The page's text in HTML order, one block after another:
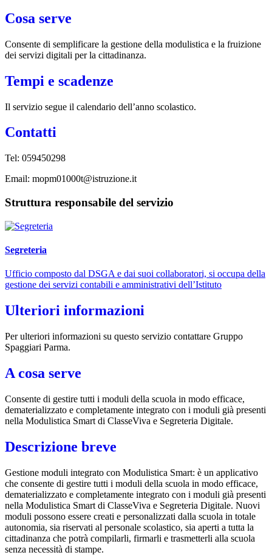
Cosa serve
Consente di semplificare la gestione della modulistica e la fruizione
dei servizi digitali per la cittadinanza.
Tempi e scadenze
Il servizio segue il calendario dell’anno scolastico.
Contatti
Tel: 059450298
Email: mopm01000t@istruzione.it
Struttura responsabile del servizio
Segreteria
Ufficio composto dal DSGA e dai suoi collaboratori, si occupa della
gestione dei servizi contabili e amministrativi dell’Istituto
Ulteriori informazioni
Per ulteriori informazioni su questo servizio contattare Gruppo
Spaggiari Parma.
A cosa serve
Consente di gestire tutti i moduli della scuola in modo efficace,
dematerializzato e completamente integrato con i moduli già presenti
nella Modulistica Smart di ClasseViva e Segreteria Digitale.
Descrizione breve
Gestione moduli integrato con Modulistica Smart: è un applicativo
che consente di gestire tutti i moduli della scuola in modo efficace,
dematerializzato e completamente integrato con i moduli già presenti
nella Modulistica Smart di ClasseViva e Segreteria Digitale. Nuovi
moduli possono essere creati e personalizzati dalla scuola in totale
autonomia, sia riservati al personale scolastico, sia aperti a tutta la
cittadinanza che potrà compilarli, firmarli e trasmetterli alla scuola
senza necessità di stampe.